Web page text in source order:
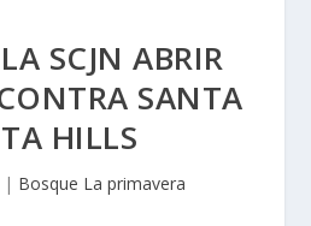
SCJN ABRIR
SANTA
HILLS
| Bosque La primavera